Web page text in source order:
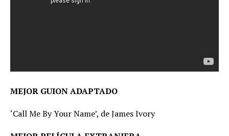
MEJOR GUION ADAPTADO
‘Call Me By Your Name’, de James Ivory